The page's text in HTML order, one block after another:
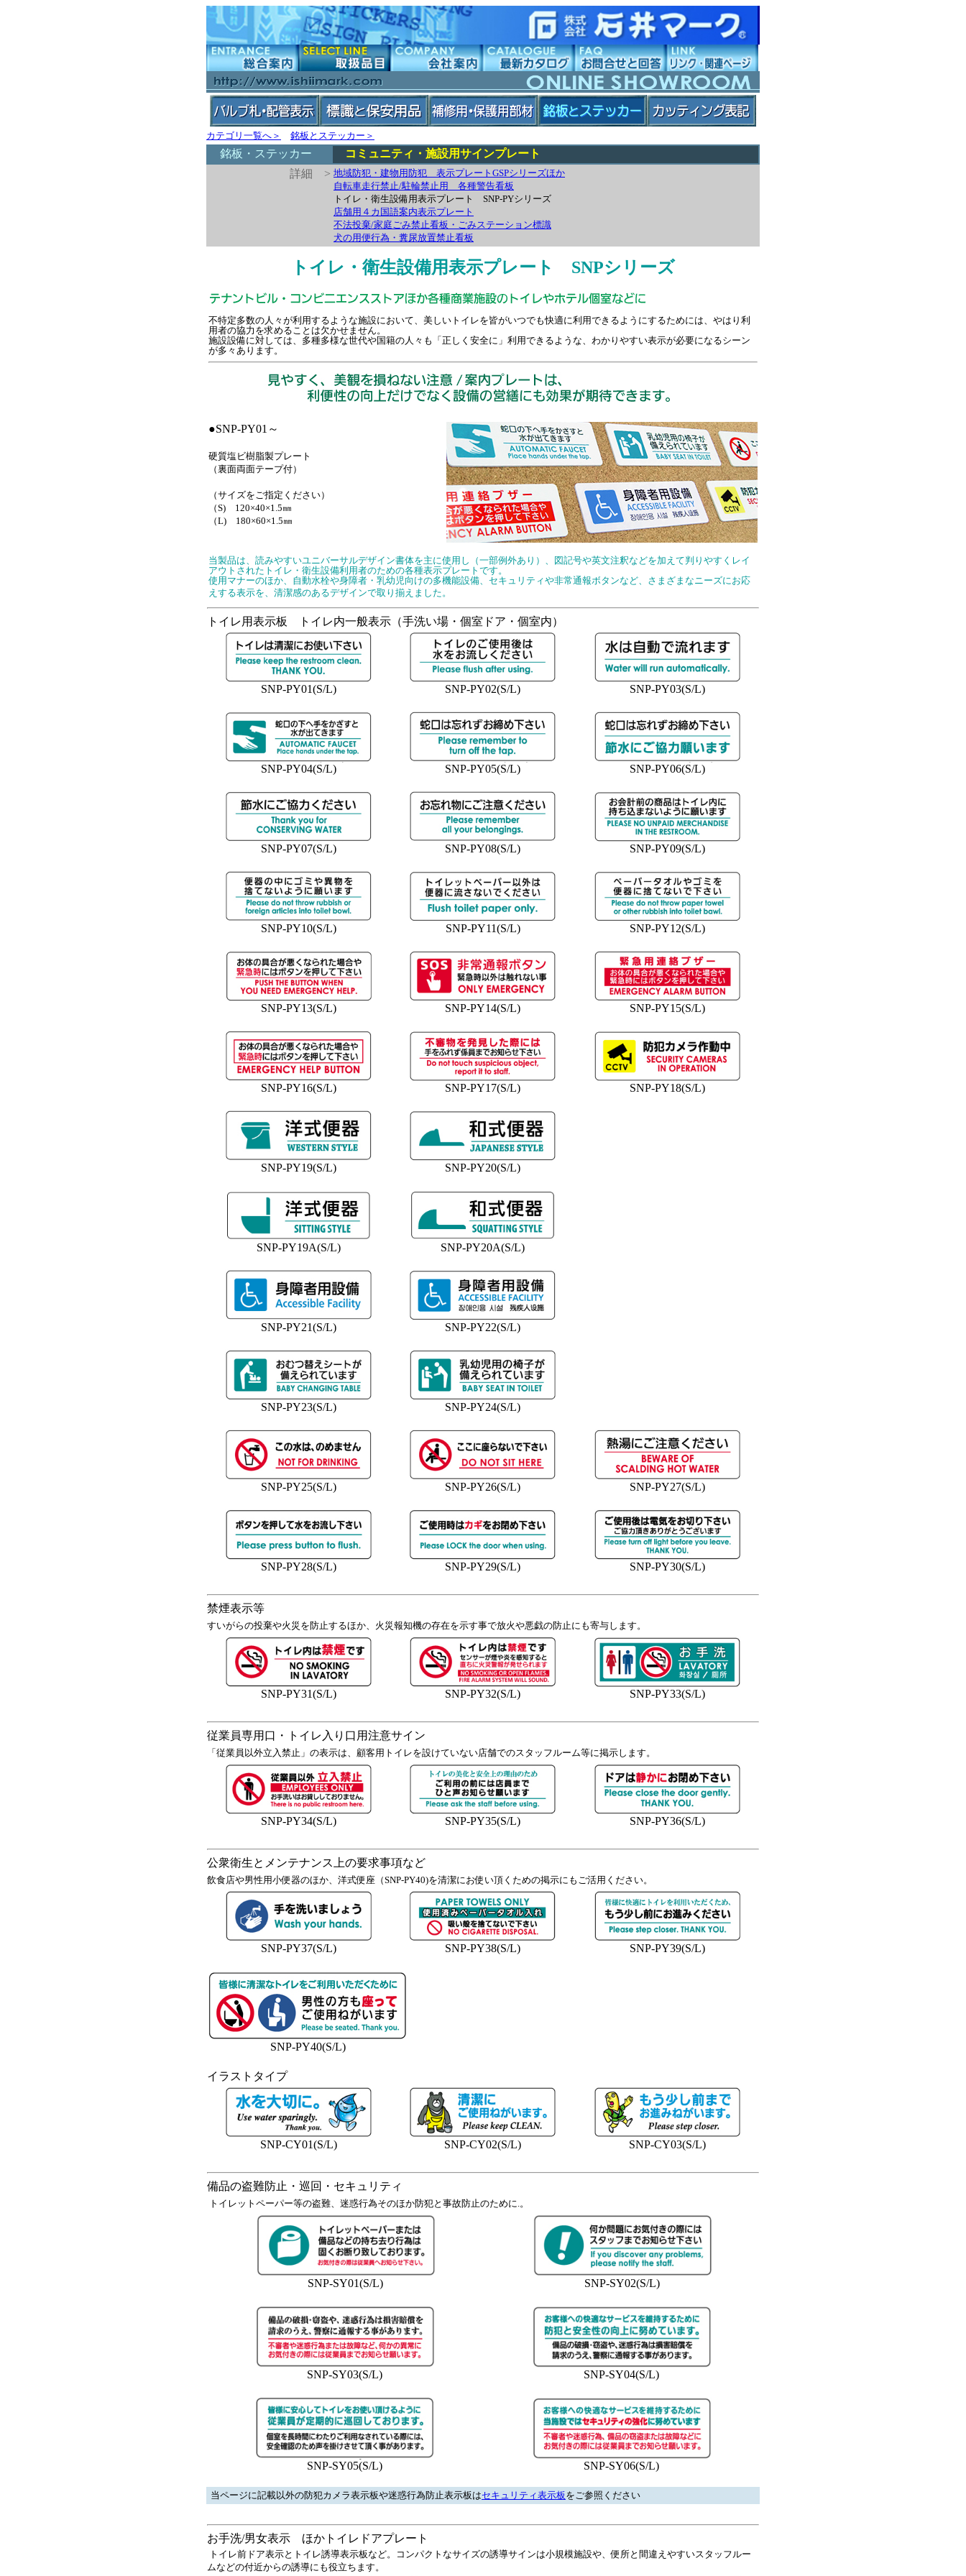
カテゴリ一覧へ＞ 銘板とステッカー＞
銘板・ステッカー
コミュニティ・施設用サインプレート
詳細 > 地域防犯・建物用防犯 表示プレートGSPシリーズほか
自転車走行禁止/駐輪禁止用 各種警告看板
トイレ・衛生設備用表示プレート SNP-PYシリーズ
店舗用４カ国語案内表示プレート
不法投棄/家庭ごみ禁止看板・ごみステーション標識
犬の用便行為・糞尿放置禁止看板
トイレ・衛生設備用表示プレート SNPシリーズ
不特定多数の人々が利用するような施設において、美しいトイレを皆がいつでも快適に利用できるようにするためには、やはり利
用者の協力を求めることは欠かせません。
施設設備に対しては、多種多様な世代や国籍の人々も「正しく安全に」利用できるような、わかりやすい表示が必要になるシーン
が多々あります。
●SNP-PY01～
硬質塩ビ樹脂製プレート
（裏面両面テープ付）
（サイズをご指定ください）
（S) 120×40×1.5㎜
（L) 180×60×1.5㎜
当製品は、読みやすいユニバーサルデザイン書体を主に使用し（一部例外あり）、図記号や英文注釈などを加えて判りやすくレイ
アウトされたトイレ・衛生設備利用者のための各種表示プレートです。
使用マナーのほか、自動水栓や身障者・乳幼児向けの多機能設備、セキュリティや非常通報ボタンなど、さまざまなニーズにお応
えする表示を、清潔感のあるデザインで取り揃えました。
トイレ用表示板 トイレ内一般表示（手洗い場・個室ドア・個室内）
SNP-PY01(S/L) SNP-PY02(S/L) SNP-PY03(S/L)
SNP-PY04(S/L) SNP-PY05(S/L) SNP-PY06(S/L)
SNP-PY07(S/L) SNP-PY08(S/L) SNP-PY09(S/L)
SNP-PY10(S/L) SNP-PY11(S/L) SNP-PY12(S/L)
SNP-PY13(S/L) SNP-PY14(S/L) SNP-PY15(S/L)
SNP-PY16(S/L) SNP-PY17(S/L) SNP-PY18(S/L)
SNP-PY19(S/L) SNP-PY20(S/L)
SNP-PY19A(S/L) SNP-PY20A(S/L)
SNP-PY21(S/L) SNP-PY22(S/L)
SNP-PY23(S/L) SNP-PY24(S/L)
SNP-PY25(S/L) SNP-PY26(S/L) SNP-PY27(S/L)
SNP-PY28(S/L) SNP-PY29(S/L) SNP-PY30(S/L)
禁煙表示等
すいがらの投棄や火災を防止するほか、火災報知機の存在を示す事で放火や悪戯の防止にも寄与します。
SNP-PY31(S/L) SNP-PY32(S/L) SNP-PY33(S/L)
従業員専用口・トイレ入り口用注意サイン
「従業員以外立入禁止」の表示は、顧客用トイレを設けていない店舗でのスタッフルーム等に掲示します。
SNP-PY34(S/L) SNP-PY35(S/L) SNP-PY36(S/L)
公衆衛生とメンテナンス上の要求事項など
飲食店や男性用小便器のほか、洋式便座（SNP-PY40)を清潔にお使い頂くための掲示にもご活用ください。
SNP-PY37(S/L) SNP-PY38(S/L) SNP-PY39(S/L)
SNP-PY40(S/L)
イラストタイプ
SNP-CY01(S/L) SNP-CY02(S/L) SNP-CY03(S/L)
備品の盗難防止・巡回・セキュリティ
トイレットペーパー等の盗難、迷惑行為そのほか防犯と事故防止のために.。
SNP-SY01(S/L) SNP-SY02(S/L)
SNP-SY03(S/L) SNP-SY04(S/L)
SNP-SY05(S/L) SNP-SY06(S/L)
当ページに記載以外の防犯カメラ表示板や迷惑行為防止表示板はセキュリティ表示板をご参照ください
お手洗/男女表示 ほかトイレドアプレート
トイレ前ドア表示とトイレ誘導表示板など。コンパクトなサイズの誘導サインは小規模施設や、便所と間違えやすいスタッフルー
ムなどの付近からの誘導にも役立ちます。